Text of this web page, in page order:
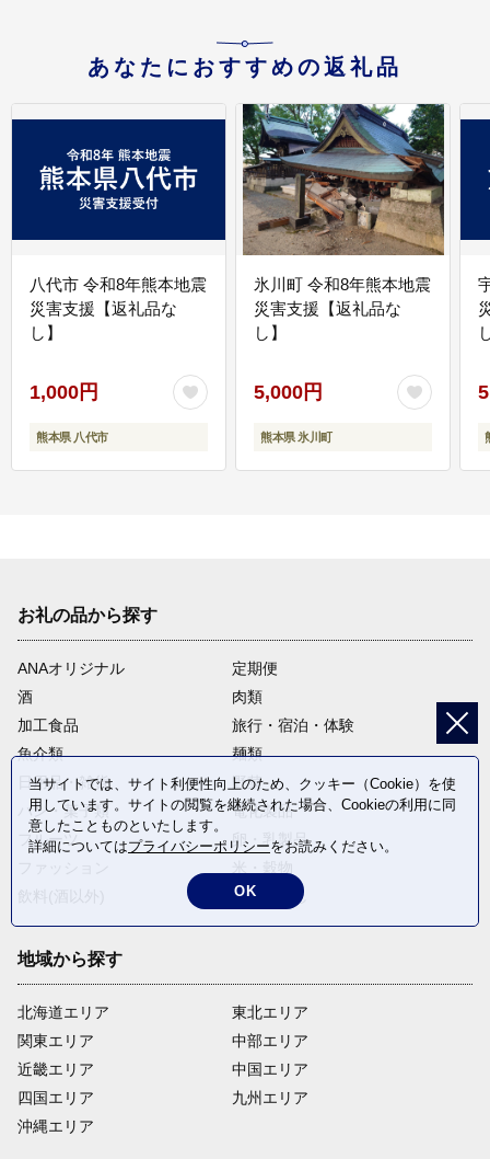
あなたにおすすめの返礼品
八代市 令和8年熊本地震
災害支援【返礼品な
し】
1,000円
熊本県 八代市
氷川町 令和8年熊本地震
災害支援【返礼品な
し】
5,000円
熊本県 氷川町
お礼の品から探す
ANAオリジナル
定期便
酒
肉類
加工食品
旅行・宿泊・体験
魚介類
麺類
日用品・雑貨
野菜
パン・菓子類
電化製品
フルーツ
卵・乳製品
返礼品なし
地域から探す
北海道エリア
関東エリア
近畿エリア
四国エリア
沖縄エリア
東北エリア
中部エリア
中国エリア
九州エリア
当サイトでは、サイト利便性向上のため、クッキー（Cookie）を使
用しています。サイトの閲覧を継続された場合、Cookieの利用に同
意したことものといたします。
詳細についてはプライバシーポリシーをお読みください。
OK